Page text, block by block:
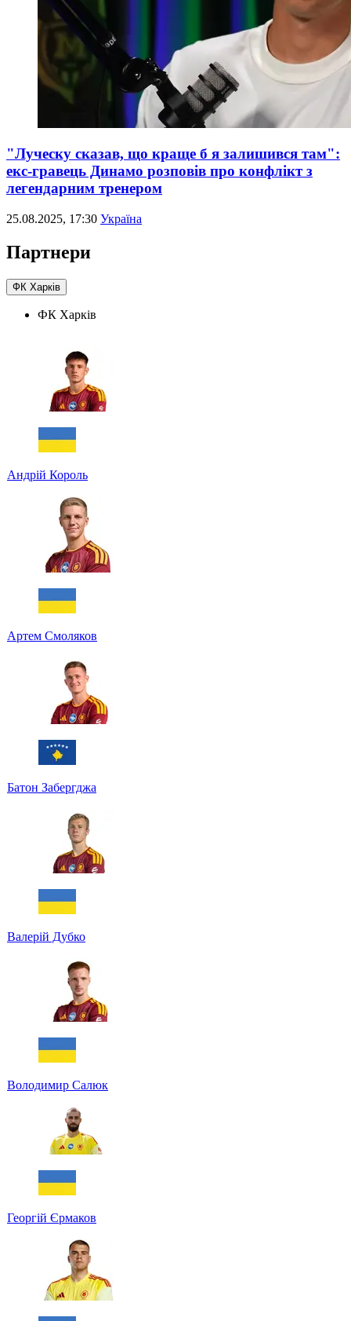
"Луческу сказав, що краще б я залишився там":
екс-гравець Динамо розповів про конфлікт з
легендарним тренером
25.08.2025, 17:30 Україна
Партнери
ФК Харків
ФК Харків
Андрій Король
Артем Смоляков
Батон Забергджа
Валерій Дубко
Володимир Салюк
Георгій Єрмаков